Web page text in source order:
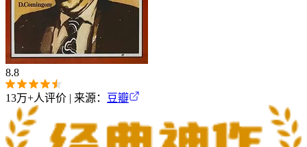
8.8
13万+人评价 | 来源： 豆瓣